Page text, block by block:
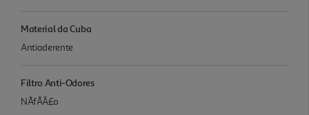
Material da Cuba
Antiaderente
Filtro Anti-Odores
NÃfÃÂ£o